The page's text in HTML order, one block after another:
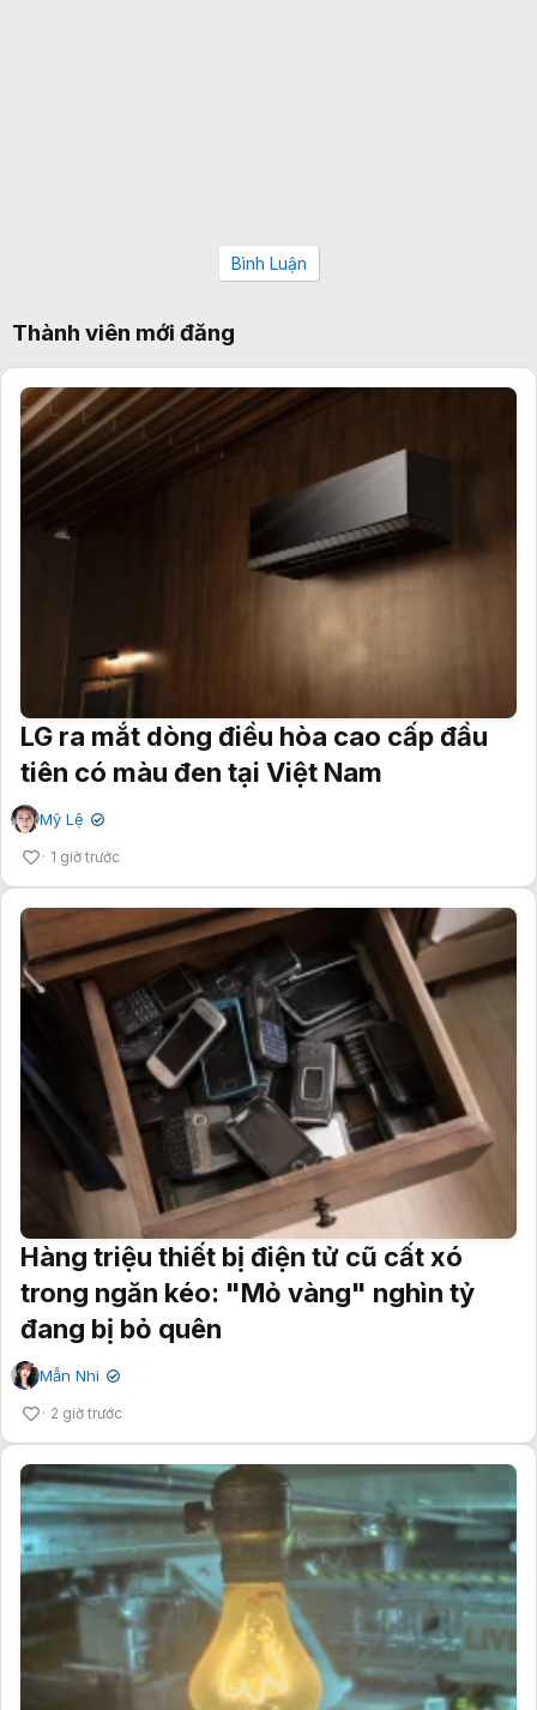
Bình Luận
Thành viên mới đăng
LG ra mắt dòng điều hòa cao cấp đầu
tiên có màu đen tại Việt Nam
Mỹ Lệ ✔
1 giờ trước
Hàng triệu thiết bị điện tử cũ cất xó
trong ngăn kéo: "Mỏ vàng" nghìn tỷ
đang bị bỏ quên
Mẫn Nhi ✔
2 giờ trước